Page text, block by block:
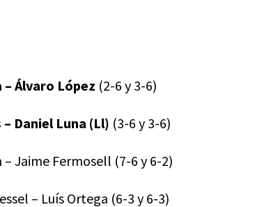
– Álvaro López (2-6 y 3-6)
Daniel Luna (Ll) (3-6 y 3-6)
– Jaime Fermosell (7-6 y 6-2)
– Luís Ortega (6-3 y 6-3)